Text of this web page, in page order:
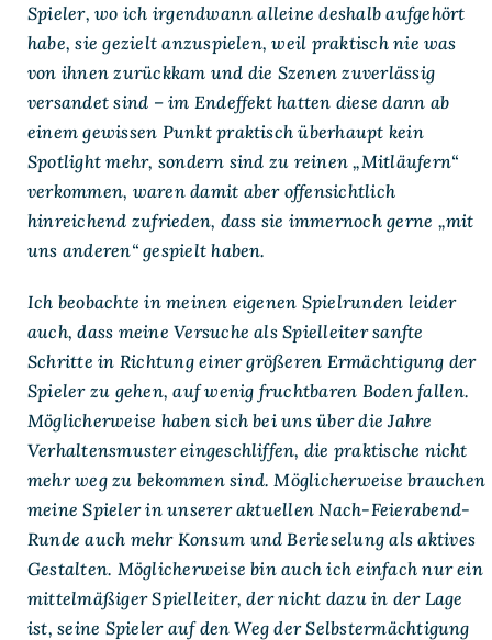
Spieler, wo ich irgendwann alleine deshalb aufgehört
habe, sie gezielt anzuspielen, weil praktisch nie was
von ihnen zurückkam und die Szenen zuverlässig
versandet sind – im Endeffekt hatten diese dann ab
einem gewissen Punkt praktisch überhaupt kein
Spotlight mehr, sondern sind zu reinen „Mitläufern“
verkommen, waren damit aber offensichtlich
hinreichend zufrieden, dass sie immernoch gerne „mit
uns anderen“ gespielt haben.
Ich beobachte in meinen eigenen Spielrunden leider
auch, dass meine Versuche als Spielleiter sanfte
Schritte in Richtung einer größeren Ermächtigung der
Spieler zu gehen, auf wenig fruchtbaren Boden fallen.
Möglicherweise haben sich bei uns über die Jahre
Verhaltensmuster eingeschliffen, die praktische nicht
mehr weg zu bekommen sind. Möglicherweise brauchen
meine Spieler in unserer aktuellen Nach-Feierabend-
Runde auch mehr Konsum und Berieselung als aktives
Gestalten. Möglicherweise bin auch ich einfach nur ein
mittelmäßiger Spielleiter, der nicht dazu in der Lage
ist, seine Spieler auf den Weg der Selbstermächtigung